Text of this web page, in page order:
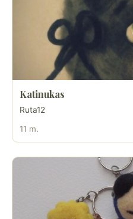
Katinukas
Ruta12
11 m.